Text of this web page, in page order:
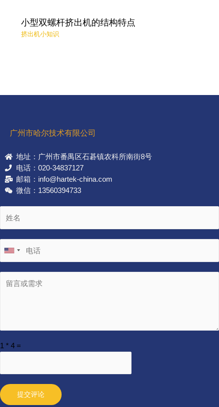
小型双螺杆挤出机的结构特点
挤出机小知识
广州市哈尔技术有限公司
地址：广州市番禺区石碁镇农科所南街8号
电话：020-34837127
邮箱：info@hartek-china.com
微信：13560394733
1 * 4 =
提交评论